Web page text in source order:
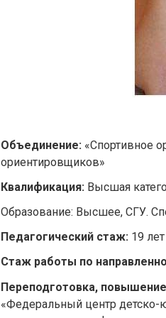
Объединение: «Спортивное
ориентировщиков»
Квалификация: Высшая
Образование: Высшее, СГУ.
Педагогический стаж: 19 лет
Стаж работы по
Переподготовка,
«Федеральный центр